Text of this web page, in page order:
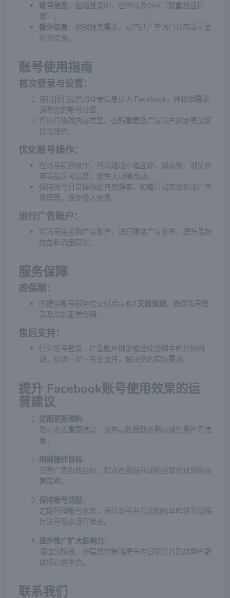
账号信息：包括登录ID、密码以及2FA（双重验证功
能）。
额外信息：根据服务需求，可包括广告账户状态等重要
补充信息。
账号使用指南
首次登录与设置：
使用我们提供的登录信息进入 Facebook，并根据需求
调整您的账号设置。
可执行修改内容类型、密码重置及广告账户绑定等关键
优化操作。
优化账号操作：
在账号初期操作，可以通过小幅互动，如点赞、浏览内
容等提升可信度，避免大规模改动。
保持账号日常操作的自然频率，如每日动态发布或广告
管理等，逐步投入使用。
运行广告账户 ：
将账号连接到广告账户，进行精准广告发布，提升品牌
效益和流量曝光。
服务保障
质保期 ：
所提供账号服务在交付后享有7天质保期 ，确保账号登
录及功能正常使用。
售后支持：
针对账号登录、广告账户绑定或后续使用中的其他问
题，提供一对一专业支持，解决您的实际需求。
提升 Facebook账号使用效果的运
营建议
定期更新资料：
及时完善重要信息，发布高质量动态用以增加用户可信
度。
明确操作目标：
完善广告投放目标，如点击量提升或粉丝增长计划等运
营策略。
保持账号活跃：
定期管理账号状态，通过与平台互动和粉丝群体互动保
持账号健康运行状态。
逐步推广扩大影响力 ：
通过分阶段、多层操作策略提升内容曝光并形成用户群
体核心竞争力。
联系我们